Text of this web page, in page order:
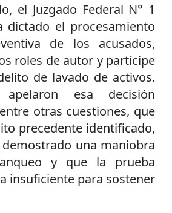
el Juzgado Federal N° 1
dictado el procesamiento
de los acusados,
roles de autor y partícipe
de lavado de activos.
esa decisión
otras cuestiones, que
precedente identificado,
una maniobra
y que la prueba
insuficiente para sostener